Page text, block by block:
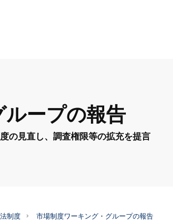
ープの報告
の見直し、調査権限等の拡充を提言
制度 市場制度ワーキング・グループの報告